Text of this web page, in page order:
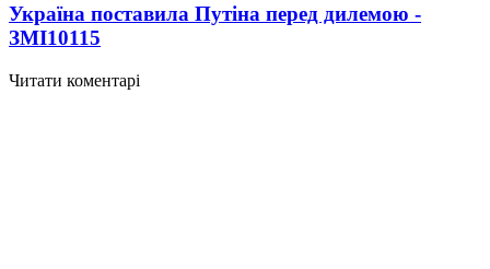
Україна поставила Путіна перед дилемою -
ЗМІ10115
Читати коментарі